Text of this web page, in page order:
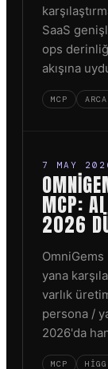
SaaS
ops
akışına
MCP
7 MAY
MCP: AI
2026
yana
varlık
persona /
2026'da
MCP